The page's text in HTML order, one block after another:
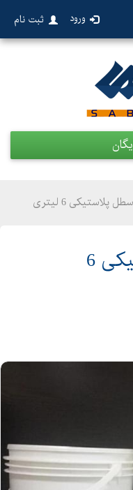
ورود ثبت نام
6 لیتری
تولیدکننده سطل پلاستیکی 6